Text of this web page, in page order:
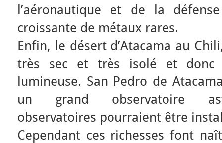
l’aéronautique et de la
croissante de métaux rares.
Enfin, le désert d’Atacama au
très sec et très isolé et donc
lumineuse. San Pedro de
un grand observatoire
observatoires pourraient être
Cependant ces richesses font